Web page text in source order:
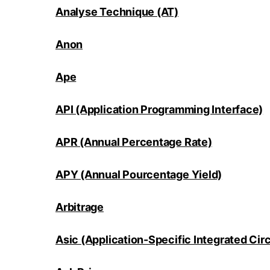
Analyse Technique (AT)
Anon
Ape
API (Application Programming Interface)
APR (Annual Percentage Rate)
APY (Annual Pourcentage Yield)
Arbitrage
Asic (Application-Specific Integrated